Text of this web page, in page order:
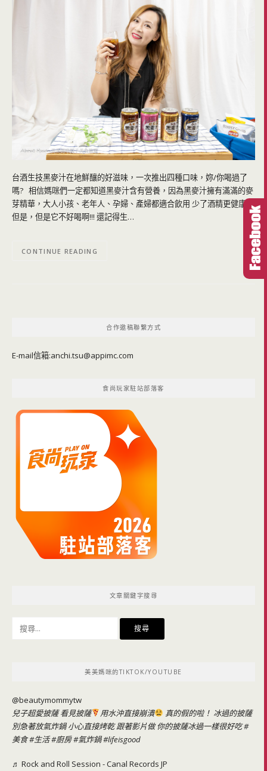
台酒生技黑麥汁在地鮮釀的好滋味，一次推出四種口味，妳/你喝過了
嗎? 相信媽咪們一定都知道黑麥汁含有營養，因為黑麥汁擁有滿滿的麥
芽精華，大人小孩、老年人、孕婦、產婦都適合飲用 少了酒精更健康
但是，但是它不好喝啊!!! 還記得生…
CONTINUE READING
合作邀稿聯繫方式
E-mail信箱:anchi.tsu@appimc.com
食尚玩家駐站部落客
文章關鍵字搜尋
美美媽咪的TIKTOK/YOUTUBE
@beautymommytw
兒子超愛披薩 看見披薩
用水沖直接崩潰
真的假的啦！ 冰過的披薩
別急著放氣炸鍋 小心直接烤乾 跟著影片做 你的披薩冰過一樣很好吃#
美食#生活#廚房#氣炸鍋#lifeisgood
♬ Rock and Roll Session - Canal Records JP